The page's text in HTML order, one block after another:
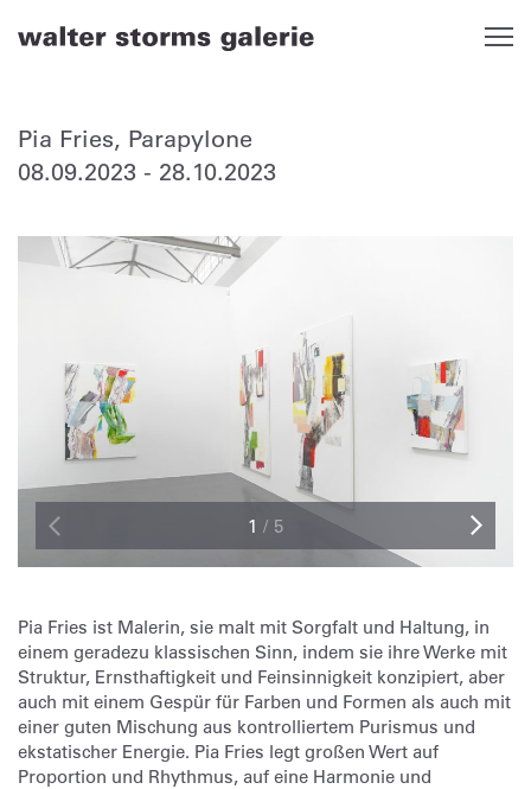
Pia Fries, Parapylone
08.09.2023 - 28.10.2023
1 / 5
Pia Fries ist Malerin, sie malt mit Sorgfalt und Haltung, in
einem geradezu klassischen Sinn, indem sie ihre Werke mit
Struktur, Ernsthaftigkeit und Feinsinnigkeit konzipiert, aber
auch mit einem Gespür für Farben und Formen als auch mit
einer guten Mischung aus kontrolliertem Purismus und
ekstatischer Energie. Pia Fries legt großen Wert auf
Proportion und Rhythmus, auf eine Harmonie und